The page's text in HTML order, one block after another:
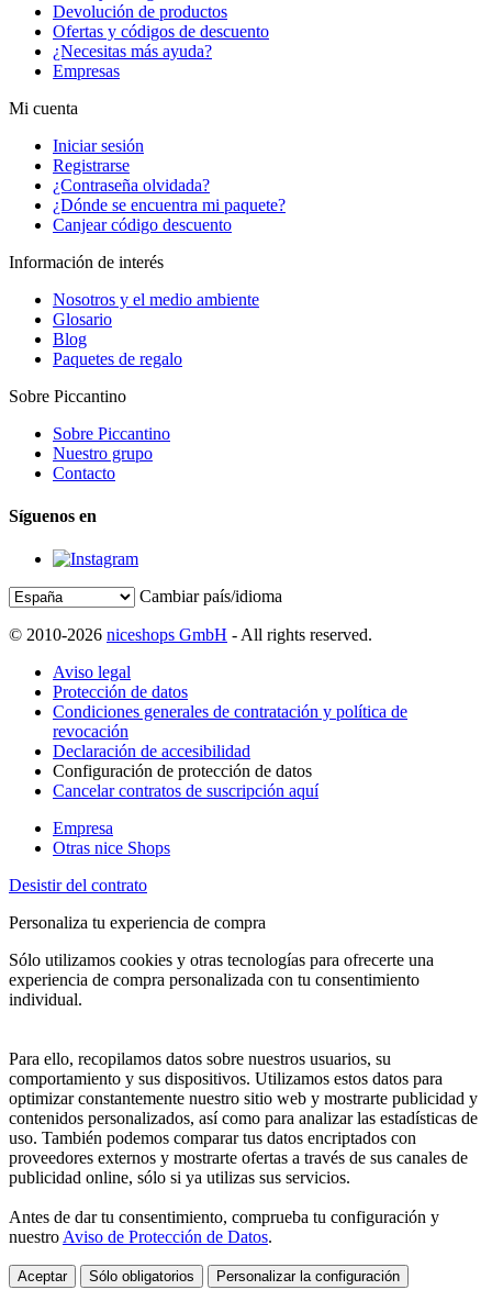
Devolución de productos
Ofertas y códigos de descuento
¿Necesitas más ayuda?
Empresas
Mi cuenta
Iniciar sesión
Registrarse
¿Contraseña olvidada?
¿Dónde se encuentra mi paquete?
Canjear código descuento
Información de interés
Nosotros y el medio ambiente
Glosario
Blog
Paquetes de regalo
Sobre Piccantino
Sobre Piccantino
Nuestro grupo
Contacto
Síguenos en
Cambiar país/idioma
© 2010-2026 niceshops GmbH - All rights reserved.
Aviso legal
Protección de datos
Condiciones generales de contratación y política de
revocación
Declaración de accesibilidad
Configuración de protección de datos
Cancelar contratos de suscripción aquí
Empresa
Otras nice Shops
Desistir del contrato
Personaliza tu experiencia de compra
Sólo utilizamos cookies y otras tecnologías para ofrecerte una
experiencia de compra personalizada con tu consentimiento
individual.
Para ello, recopilamos datos sobre nuestros usuarios, su
comportamiento y sus dispositivos. Utilizamos estos datos para
optimizar constantemente nuestro sitio web y mostrarte publicidad y
contenidos personalizados, así como para analizar las estadísticas de
uso. También podemos comparar tus datos encriptados con
proveedores externos y mostrarte ofertas a través de sus canales de
publicidad online, sólo si ya utilizas sus servicios.
Antes de dar tu consentimiento, comprueba tu configuración y
nuestro Aviso de Protección de Datos.
Aceptar Sólo obligatorios Personalizar la configuración